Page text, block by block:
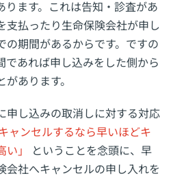
ります。これは告知・診査があ
支払ったり生命保険会社が申し
の期間があるからです。ですの
であれば申し込みをした側から
あります。
申し込みの取消しに対する対応
キャンセルするなら早いほどキ
い」
ということを念頭に、早
会社へキャンセルの申し入れを